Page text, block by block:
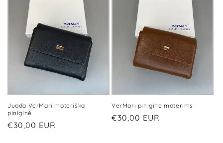
Juoda VerMari moteriška
piniginė
Įprasta
€30,00 EUR
VerMari piniginė moterims
Įprasta
€30,00 EUR